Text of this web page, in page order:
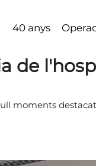
40 anys
de
moments